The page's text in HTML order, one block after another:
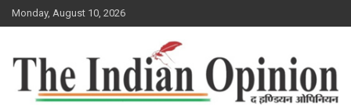
Skip
to
Monday, August 10, 2026